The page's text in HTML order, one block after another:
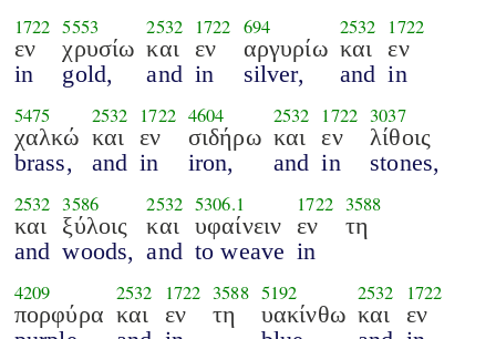
1722
εν
in
5553
χρυσίω
gold,
2532
και
and
1722
εν
in
694
αργυρίω
silver,
2532
και
and
1722
εν
in
5475
χαλκώ
brass,
2532
και
and
1722
εν
in
4604
σιδήρω
iron,
2532
και
and
1722
εν
in
3037
λίθοις
stones,
2532
και
and
3586
ξύλοις
woods,
2532
και
and
5306.1
υφαίνειν
to weave
1722
εν
in
3588
τη
4209
πορφύρα
2532
και
1722
εν
3588
τη
5192
υακίνθω
2532
και
1722
εν